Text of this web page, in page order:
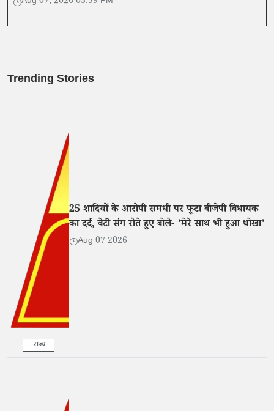
Trending Stories
राज्य
25 शादियों के आरोपी समधी पर फूटा बीजेपी विधायक
का दर्द, बेटी संग रोते हुए बोले- 'मेरे साथ भी हुआ धोखा'
Aug 07 2026